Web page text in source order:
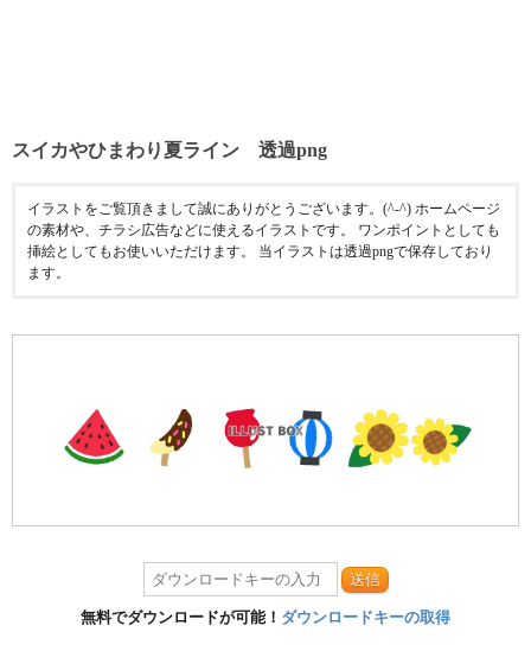
スイカやひまわり夏ライン 透過png
イラストをご覧頂きまして誠にありがとうございます。(^-^) ホームページ
の素材や、チラシ広告などに使えるイラストです。 ワンポイントとしても
挿絵としてもお使いいただけます。 当イラストは透過pngで保存しており
ます。
送信
無料でダウンロードが可能！ ダウンロードキーの取得